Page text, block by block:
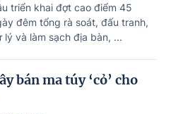
triển khai đợt cao điểm 45
đêm tổng rà soát, đấu tranh,
lý và làm sạch địa bàn, ...
bán ma túy ‘cỏ’ cho